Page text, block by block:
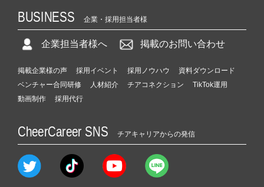
BUSINESS 企業・採用担当者様
企業担当者様へ 掲載のお問い合わせ
掲載企業様の声 採用イベント 採用ノウハウ
資料ダウンロード
ベンチャー合同研修
人材紹介 チアコネクション
TikTok運用
動画制作
採用代行
CheerCareer SNS チアキャリアからの発信